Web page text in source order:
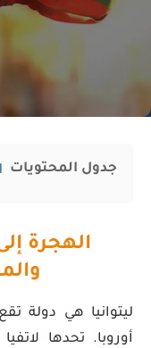
جدول المحتويات
الهجرة
ليتوانيا هي دولة
أوروبا. تحدها